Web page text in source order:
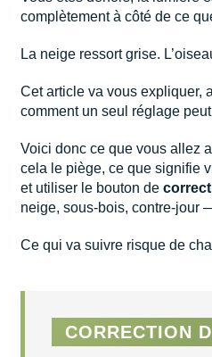
complètement à côté de ce
La neige ressort grise.
Cet article va vous expliquer,
comment un seul réglage
Voici donc ce que vous allez
cela le piège, ce que signifie
et utiliser le bouton de
neige, sous-bois, contre-jour
Ce qui va suivre risque de
CORRECTION